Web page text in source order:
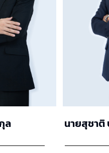
ล นายสุชา